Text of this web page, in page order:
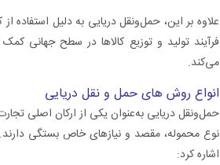
علاوه بر این، حمل‌ونقل دریایی به دلیل
فرآیند تولید و توزیع کالاها در سطح جهانی
می‌کند.
انواع روش های حمل و نقل دریایی
حمل‌ونقل دریایی به‌عنوان یکی از ارکان اصلی
نوع محموله، مقصد و نیازهای خاص بستگی
اشاره کرد: